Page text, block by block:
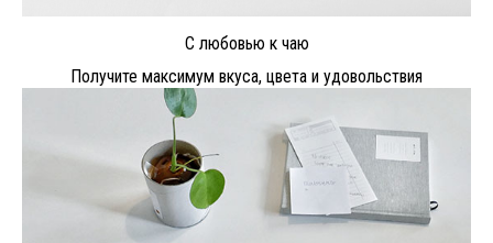
С любовью к чаю
Получите максимум вкуса, цвета и удовольствия